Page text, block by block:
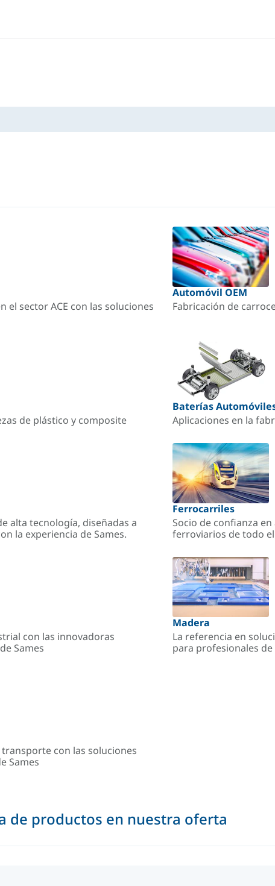
sector ACE con las soluciones
Automóvil OEM
Fabricación de
de plástico y composite
Baterías
Aplicaciones en la
alta tecnología, diseñadas a
la experiencia de Sames.
Ferrocarriles
Socio de confianza
ferroviarios de todo
con las innovadoras
Sames
Madera
La referencia en
para profesionales de
con las soluciones
Sames
de productos en nuestra oferta